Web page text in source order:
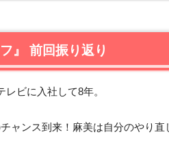
第6話 感想＆まとめ
』 前回振り返り
ビに入社して8年。
ャンス到来！麻美は自分のやり